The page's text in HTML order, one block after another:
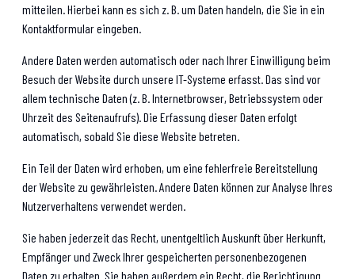
mitteilen. Hierbei kann es sich z. B. um Daten handeln, die Sie in ein
Kontaktformular eingeben.
Andere Daten werden automatisch oder nach Ihrer Einwilligung beim
Besuch der Website durch unsere IT-Systeme erfasst. Das sind vor
allem technische Daten (z. B. Internetbrowser, Betriebssystem oder
Uhrzeit des Seitenaufrufs). Die Erfassung dieser Daten erfolgt
automatisch, sobald Sie diese Website betreten.
Ein Teil der Daten wird erhoben, um eine fehlerfreie Bereitstellung
der Website zu gewährleisten. Andere Daten können zur Analyse Ihres
Nutzerverhaltens verwendet werden.
Sie haben jederzeit das Recht, unentgeltlich Auskunft über Herkunft,
Empfänger und Zweck Ihrer gespeicherten personenbezogenen
Daten zu erhalten. Sie haben außerdem ein Recht, die Berichtigung